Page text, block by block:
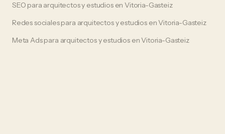
SEO para arquitectos y estudiosenVitoria-Gasteiz
Redes socialespara arquitectos y estudiosenVitoria-Gasteiz
Meta Adspara arquitectos y estudiosenVitoria-Gasteiz